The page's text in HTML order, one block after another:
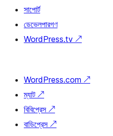
সাপোর্ট
ডেভেলপারগণ
WordPress.tv ↗
WordPress.com ↗
ম্যাট ↗
বিবিপ্রেস ↗
বাডিপ্রেস ↗